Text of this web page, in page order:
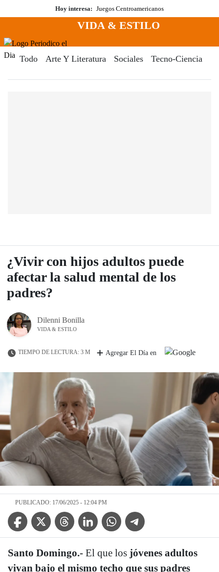
al
Hoy interesa: Juegos Centroamericanos
Menú
VIDA & ESTILO
Todo Arte Y Literatura Sociales Tecno-Ciencia
¿Vivir con hijos adultos puede
afectar la salud mental de los
padres?
Dilenni Bonilla
VIDA & ESTILO
TIEMPO DE LECTURA: 3 M Agregar El Día en
PUBLICADO: 17/06/2025 - 12:04 PM
Facebook IconTwitter IconThreads IconLinkedin IconWhatsApp IconTelegram Icon
Santo Domingo.- El que los jóvenes adultos
vivan bajo el mismo techo que sus padres